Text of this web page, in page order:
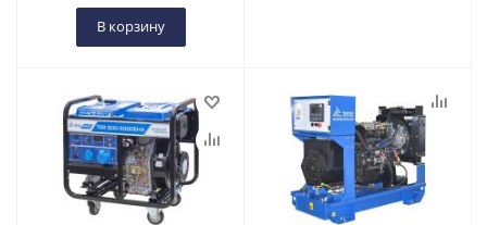
В корзину